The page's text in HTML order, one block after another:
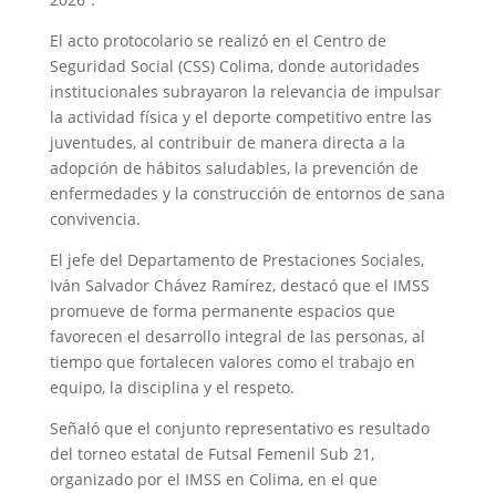
El acto protocolario se realizó en el Centro de
Seguridad Social (CSS) Colima, donde autoridades
institucionales subrayaron la relevancia de impulsar
la actividad física y el deporte competitivo entre las
juventudes, al contribuir de manera directa a la
adopción de hábitos saludables, la prevención de
enfermedades y la construcción de entornos de sana
convivencia.
El jefe del Departamento de Prestaciones Sociales,
Iván Salvador Chávez Ramírez, destacó que el IMSS
promueve de forma permanente espacios que
favorecen el desarrollo integral de las personas, al
tiempo que fortalecen valores como el trabajo en
equipo, la disciplina y el respeto.
Señaló que el conjunto representativo es resultado
del torneo estatal de Futsal Femenil Sub 21,
organizado por el IMSS en Colima, en el que